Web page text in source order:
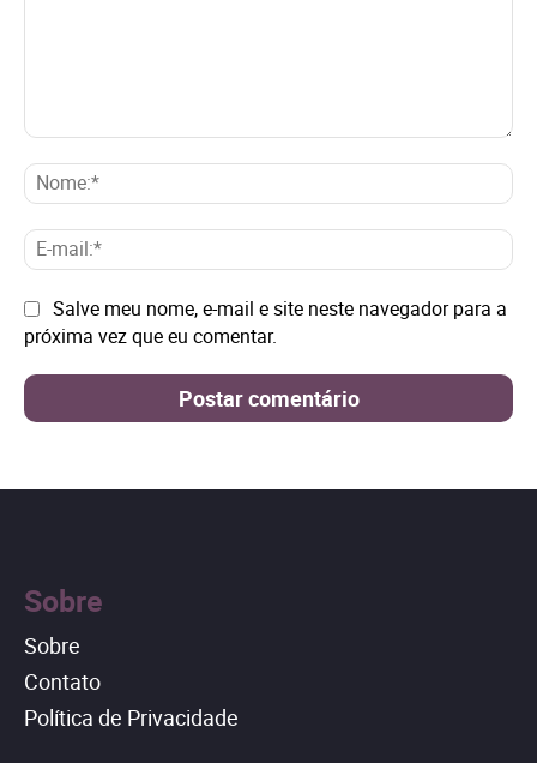
E-
Site: Salve meu nome, e-mail e site neste navegador para a
próxima vez que eu comentar.
Sobre
Sobre
Contato
Política de Privacidade